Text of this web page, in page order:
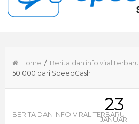
Home / Berita dan info viral terbaru
50.000 dari SpeedCash
23
JANUARI
BERITA DAN INFO VIRAL TERBARU